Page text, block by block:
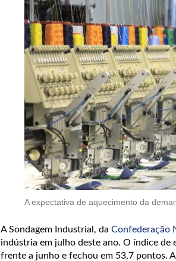
A expectativa de aquecimento da
A Sondagem Industrial, da Confederação
indústria em julho deste ano. O índice
frente a junho e fechou em 53,7 pontos.